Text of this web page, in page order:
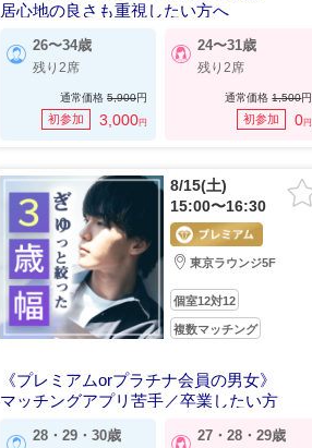
居心地の良さも重視したい方へ
26〜34歳
残り2席
通常価格 5,900円
初参加 3,000円
24〜31歳
残り2席
通常価格1,500円
初参加 0円
8/15(土)
15:00〜16:30
東京ラウンジ5F
個室12対12
複数マッチング
《プレミアムorプラチナ会員の男女》
マッチングアプリ苦手／卒業したい方
28・29・30歳 27・28・29歳